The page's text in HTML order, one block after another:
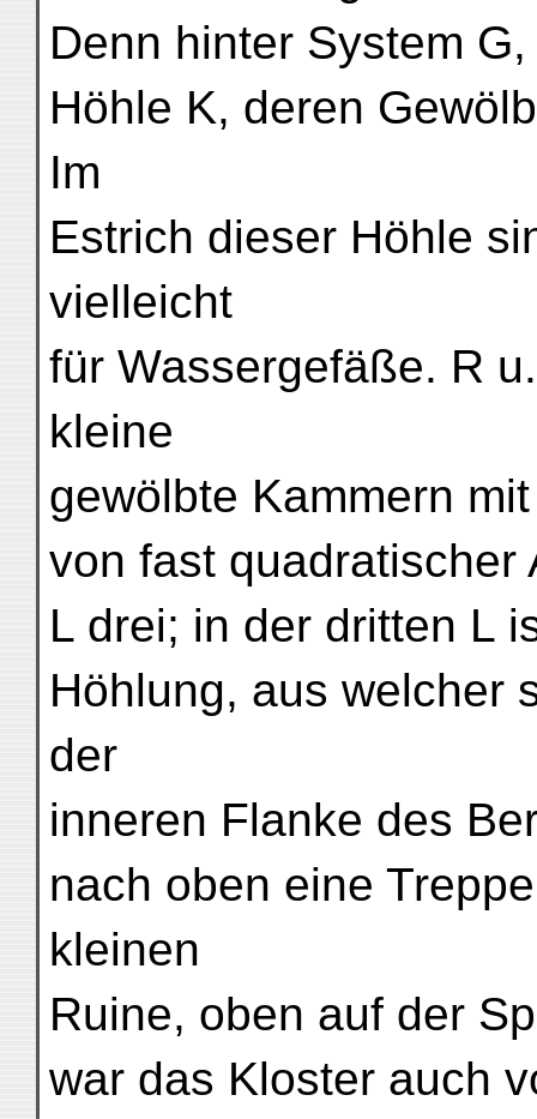
Denn hinter System
Höhle K, deren
Im
Estrich dieser Höhle
vielleicht
für Wassergefäße. R
kleine
gewölbte Kammern
von fast quadratischer
L drei; in der dritten L
Höhlung, aus welcher
der
inneren Flanke des
nach oben eine
kleinen
Ruine, oben auf der
war das Kloster auch